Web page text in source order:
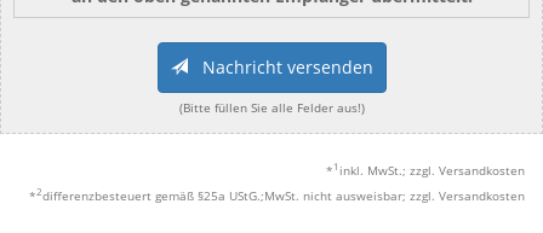
Nachricht versenden
(Bitte füllen Sie alle Felder aus!)
* 1 inkl. MwSt.; zzgl. Versandkosten
*2differenzbesteuert gemäß §25a UStG.;MwSt. nicht ausweisbar; zzgl. Versandkosten